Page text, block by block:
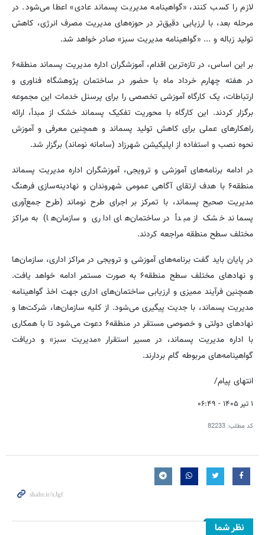
لازم را کسب کنند، «گواهینامه مدیریت پسماند عادی» اعطا می‌شود. در
مرحله بعد، با ارزیابی دقیق‌تر در حوزه‌های مدیریت مصرف انرژی، کاهش
تولید زباله و ... «گواهینامه مدیریت سبز» صادر خواهد شد.
بر این اساس، در تازه‌ترین اقدام، آموزشگران اداره مدیریت پسماند منطقه۶
در هفته چهارم خرداد ماه با حضور در ساختمان پژوهشگاه فناوری و
ارتباطات، یک کارگاه آموزشی تخصصی را برای پرسنل خدمات این مجموعه
برگزار کردند. این کارگاه با محوریت تفکیک پسماند خشک از مبدأ، ارائه
راهکارهای عملی برای کاهش تولید پسماند و همچنین معرفی و آموزش
نحوه نصب و استفاده از اپلیکیشن شهرزاد (سامانه نوماند) برگزار شد.
در ادامه برنامه‌های آموزشی و ترویجی، آموزشگران اداره مدیریت پسماند
منطقه۶ با هدف ارتقای آگاهی عمومی شهروندان و نهادینه‌سازی فرهنگ
مدیریت صحیح پسماند، با تمرکز بر اجرای طرح نوماند (طرح جمع‌آوری
پسماند خشک از مبدأ در ساختمان‌های اداری و سازمان‌ها) به مراکز
مختلف سطح منطقه مراجعه کردند.
در پایان باید گفت برنامه‌های آموزشی و ترویجی در مراکز اداری، سازمان‌ها
و نهادهای مختلف سطح منطقه۶ به صورت مستمر ادامه خواهد یافت.
همچنین فرآیند ممیزی و ارزیابی ساختمان‌های اداری جهت اخذ گواهینامه
مدیریت پسماند، با جدیت پیگیری می‌شود. از کلیه سازمان‌ها، شرکت‌ها و
نهادهای دولتی و خصوصی مستقر در منطقه۶ دعوت می‌شود تا با همکاری
با اداره مدیریت پسماند، در مسیر استقرار «مدیریت سبز» و دریافت
گواهینامه‌های مربوطه گام بردارند.
انتهای پیام/
۱ تیر ۱۴۰۵ - ۰۶:۴۹
کد مطلب: 82233
نظر شما